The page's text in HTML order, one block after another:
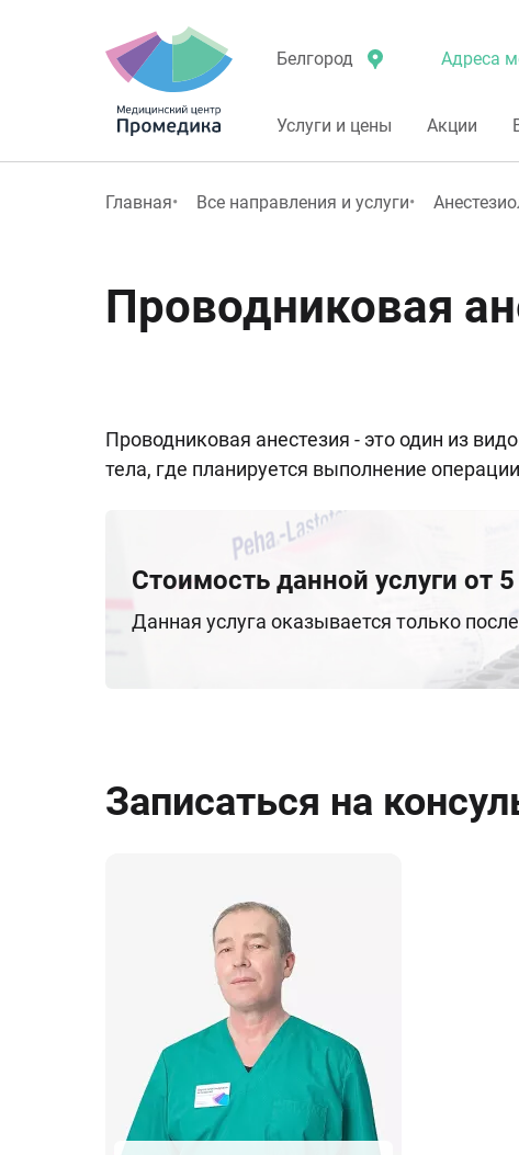
Белгород Адреса
Услуги и цены Акции
Главная Все направления и услуги
Проводниковая
Проводниковая анестезия - это один из
тела, где планируется выполнение
Стоимость данной услуги от
Данная услуга оказывается только
Записаться на